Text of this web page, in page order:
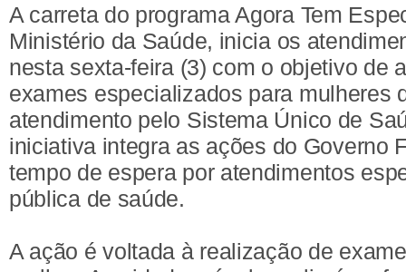
A carreta do programa Agora Tem
Ministério da Saúde, inicia os
nesta sexta-feira (3) com o objetivo de
exames especializados para mulheres
atendimento pelo Sistema Único de
iniciativa integra as ações do Governo
tempo de espera por atendimentos
pública de saúde.
A ação é voltada à realização de